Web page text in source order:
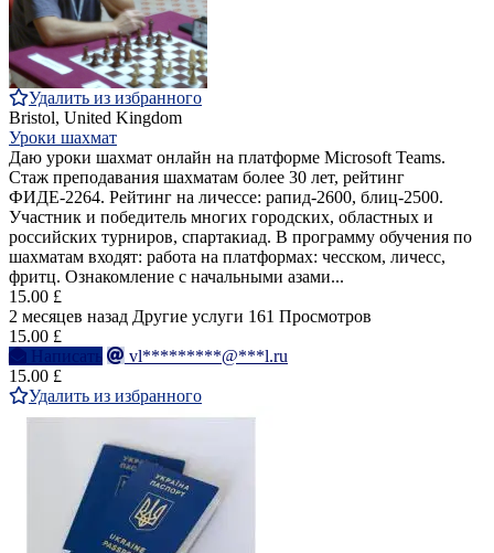
Удалить из избранного
Bristol, United Kingdom
Уроки шахмат
Даю уроки шахмат онлайн на платформе Microsoft Teams.
Стаж преподавания шахматам более 30 лет, рейтинг
ФИДЕ-2264. Рейтинг на личессе: рапид-2600, блиц-2500.
Участник и победитель многих городских, областных и
российских турниров, спартакиад. В программу обучения по
шахматам входят: работа на платформах: чесском, личесс,
фритц. Ознакомление с начальными азами...
15.00 £
2 месяцев назад Другие услуги 161 Просмотров
15.00 £
Написать
vl*********@***l.ru
15.00 £
Удалить из избранного